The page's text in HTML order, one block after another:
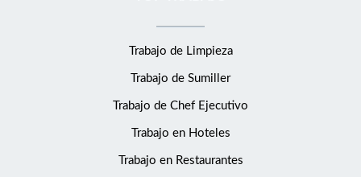
Trabajo de Limpieza
Trabajo de Sumiller
Trabajo de Chef Ejecutivo
Trabajo en Hoteles
Trabajo en Restaurantes